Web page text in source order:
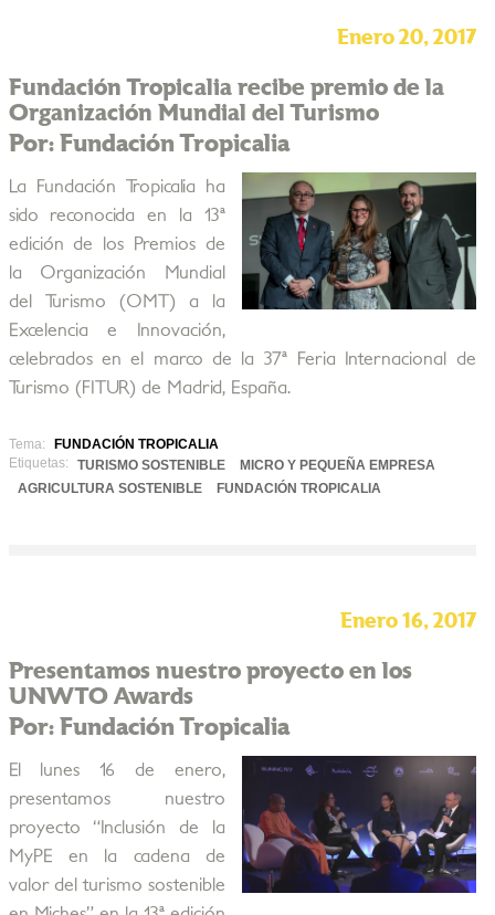
Enero 20, 2017
Fundación Tropicalia recibe premio de la
Organización Mundial del Turismo
Por: Fundación Tropicalia
La Fundación Tropicalia ha
sido reconocida en la 13ª
edición de los Premios de
la Organización Mundial
del Turismo (OMT) a la
Excelencia e Innovación,
celebrados en el marco de la 37ª Feria Internacional de
Turismo (FITUR) de Madrid, España.
Tema:
FUNDACIÓN TROPICALIA
Etiquetas:
TURISMO SOSTENIBLE
MICRO Y PEQUEÑA EMPRESA
AGRICULTURA SOSTENIBLE
FUNDACIÓN TROPICALIA
Enero 16, 2017
Presentamos nuestro proyecto en los
UNWTO Awards
Por: Fundación Tropicalia
El lunes 16 de enero,
presentamos nuestro
proyecto “Inclusión de la
MyPE en la cadena de
valor del turismo sostenible